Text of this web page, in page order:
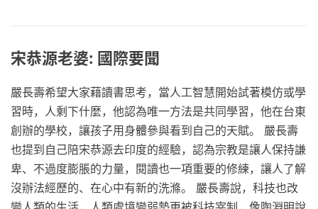
宋恭源老婆: 國際要聞
嚴長壽希望大家藉讀書思考，當人工智慧開始試著模仿或學
習時，人剩下什麼，他認為唯一方法是共同學習，他在台東
創辦的學校，讓孩子用身體參與看到自己的天賦。 嚴長壽
也提到自己陪宋恭源去印度的經驗，認為宗教是讓人保持謙
卑、不過度膨脹的力量，閱讀也一項重要的修練，讓人了解
沒辦法經歷的、在心中有新的洗滌。 嚴長壽說，科技也改